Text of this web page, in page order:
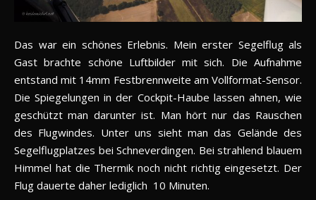
Das war ein schönes Erlebnis. Mein erster Segelflug als
Gast brachte schöne Luftbilder mit sich. Die Aufnahme
entstand mit 14mm Festbrennweite am Vollformat-Sensor.
Die Spiegelungen in der Cockpit-Haube lassen ahnen, wie
geschützt man darunter ist. Man hört nur das Rauschen
des Flugwindes. Unter uns sieht man das Gelände des
Segelflugplatzes bei Schneverdingen. Bei strahlend blauem
Himmel hat die Thermik noch nicht richtig eingesetzt. Der
Flug dauerte daher lediglich 10 Minuten.